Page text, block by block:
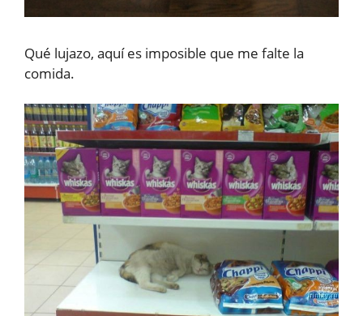
Qué lujazo, aquí es imposible que me falte la
comida.